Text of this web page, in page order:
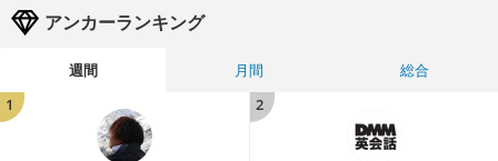
アンカーランキング
週間 月間
総合
1
2